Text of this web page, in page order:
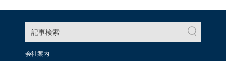
記事検索
会社案内